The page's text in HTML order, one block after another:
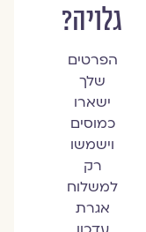
גלויה?
הפרטים
שלך
ישארו
כמוסים
וישמשו
רק
למשלוח
אגרת